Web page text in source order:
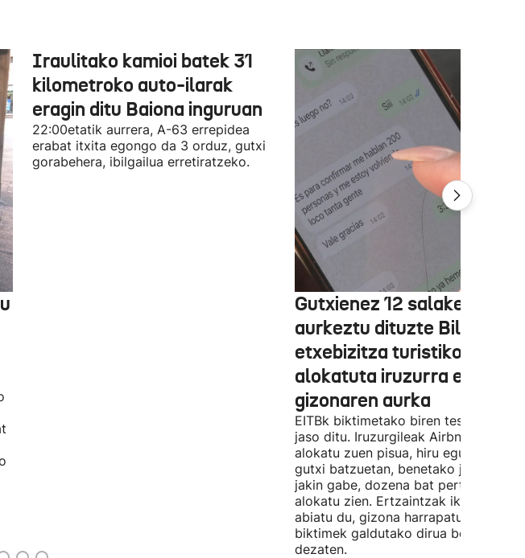
Iraulitako kamioi batek 31
kilometroko auto-ilarak
eragin ditu Baiona inguruan
22:00etatik aurrera, A-63 errepidea
erabat itxita egongo da 3 orduz, gutxi
gorabehera, ibilgailua erretiratzeko.
Gutxienez 12 salaketa
aurkeztu dituzte Bilbon
etxebizitza turistiko bat
alokatuta iruzurra egin
gizonaren aurka
EITBk biktimetako biren testigantzak
jaso ditu. Iruzurgileak Airbnb bidez
alokatu zuen pisua, hiru egunez. Ordu
gutxi batzuetan, benetako jabeak
jakin gabe, dozena bat pertsonari
alokatu zien. Ertzaintzak ikerketa
abiatu du, gizona harrapatu eta
biktimek galdutako dirua berreskura
dezaten.